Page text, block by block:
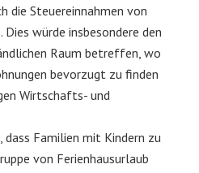
die Steuereinnahmen von
Dies würde insbesondere den
Raum betreffen, wo
bevorzugt zu finden
Wirtschafts- und
dass Familien mit Kindern zu
von Ferienhausurlaub